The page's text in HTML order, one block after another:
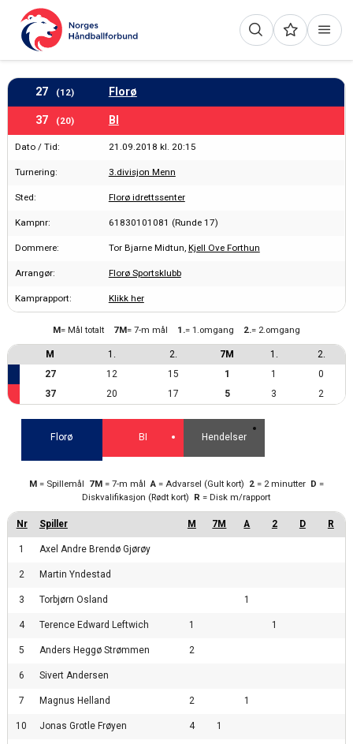
27 (12) Florø
37 (20) BI
Dato / Tid: 21.09.2018 kl. 20:15
Turnering: 3.divisjon Menn
Sted: Florø idrettssenter
Kampnr: 61830101081 (Runde 17)
Dommere: Tor Bjarne Midtun, Kjell Ove Forthun
Arrangør: Florø Sportsklubb
Kamprapport: Klikk her
M 1. 2. 7M 1. 2.
M= Mål totalt 7M= 7-m mål 1.= 1.omgang 2.= 2.omgang
27 12 15 1 1
0
37
20 17 5 3 2
Florø BI Hendelser
1 Axel Andre Brendø Gjørøy
2 Martin Yndestad
3 Torbjørn Osland 1
4 Terence Edward Leftwich 1 1
5 Anders Heggø Strømmen 2
6 Sivert Andersen
7 Magnus Helland 2 1
10 Jonas Grotle Frøyen 4 1
M= Spillemål 7M= 7-m mål A= Advarsel (Gult kort) 2= 2 minutter D =
Diskvalifikasjon (Rødt kort) R = Disk m/rapport